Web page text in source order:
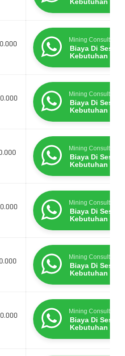
Mining Consultants
Biaya Di
Kebutuhan
Mining Consultants
Biaya Di
Kebutuhan
Mining Consultants
Biaya Di
Kebutuhan
Mining Consultants
Biaya Di
Kebutuhan
Mining Consultants
Biaya Di
Kebutuhan
Mining Consultants
Biaya Di
Kebutuhan